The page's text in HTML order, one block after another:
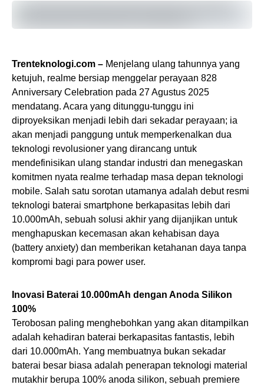
Trenteknologi.com – Menjelang ulang tahunnya yang
ketujuh, realme bersiap menggelar perayaan 828
Anniversary Celebration pada 27 Agustus 2025
mendatang. Acara yang ditunggu-tunggu ini
diproyeksikan menjadi lebih dari sekadar perayaan; ia
akan menjadi panggung untuk memperkenalkan dua
teknologi revolusioner yang dirancang untuk
mendefinisikan ulang standar industri dan menegaskan
komitmen nyata realme terhadap masa depan teknologi
mobile. Salah satu sorotan utamanya adalah debut resmi
teknologi baterai smartphone berkapasitas lebih dari
10.000mAh, sebuah solusi akhir yang dijanjikan untuk
menghapuskan kecemasan akan kehabisan daya
(battery anxiety) dan memberikan ketahanan daya tanpa
kompromi bagi para power user.
Inovasi Baterai 10.000mAh dengan Anoda Silikon
100%
Terobosan paling menghebohkan yang akan ditampilkan
adalah kehadiran baterai berkapasitas fantastis, lebih
dari 10.000mAh. Yang membuatnya bukan sekadar
baterai besar biasa adalah penerapan teknologi material
mutakhir berupa 100% anoda silikon, sebuah premiere